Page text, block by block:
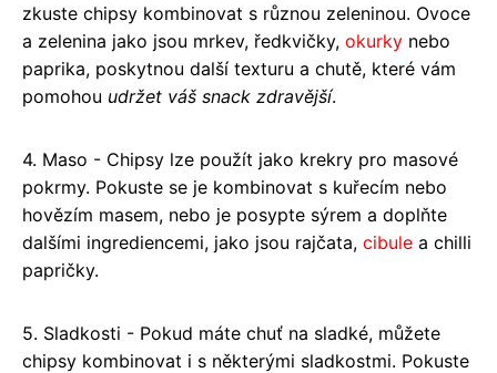
zkuste chipsy kombinovat s různou zeleninou. Ovoce
a zelenina jako jsou mrkev, ředkvičky, okurky nebo
paprika, poskytnou další texturu a chutě, které vám
pomohou udržet váš snack zdravější.
4. Maso - Chipsy lze použít jako krekry pro masové
pokrmy. Pokuste se je kombinovat s kuřecím nebo
hovězím masem, nebo je posypte sýrem a doplňte
dalšími ingrediencemi, jako jsou rajčata, cibule a chilli
papričky.
5. Sladkosti - Pokud máte chuť na sladké, můžete
chipsy kombinovat i s některými sladkostmi. Pokuste